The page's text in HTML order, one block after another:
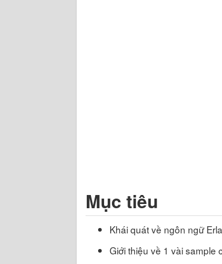
Mục tiêu
Khái quát về ngôn ngữ
Giới thiệu về 1 vài sample